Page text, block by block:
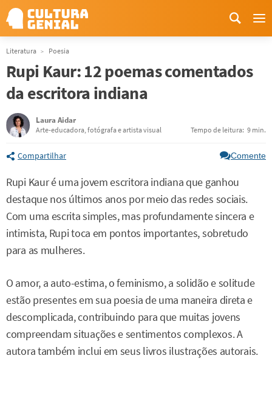
Literatura Poesia
Rupi Kaur: 12 poemas comentados
da escritora indiana
Laura Aidar
Arte-educadora, fotógrafa e artista visual Tempo de leitura: 9 min.
Compartilhar Comente
Rupi Kaur é uma jovem escritora indiana que ganhou
destaque nos últimos anos por meio das redes sociais.
Com uma escrita simples, mas profundamente sincera e
intimista, Rupi toca em pontos importantes, sobretudo
para as mulheres.
O amor, a auto-estima, o feminismo, a solidão e solitude
estão presentes em sua poesia de uma maneira direta e
descomplicada, contribuindo para que muitas jovens
compreendam situações e sentimentos complexos. A
autora também inclui em seus livros ilustrações autorais.